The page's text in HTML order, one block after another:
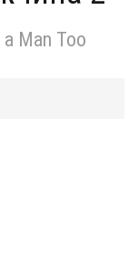
Man Too